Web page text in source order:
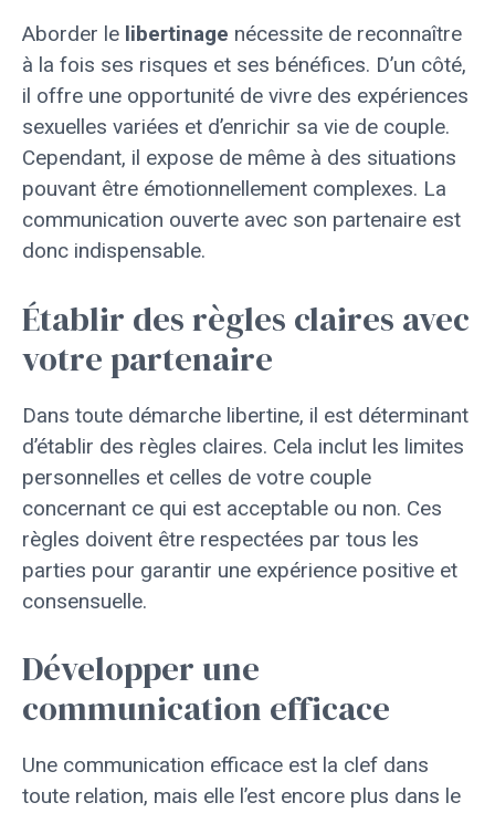
Aborder le libertinage nécessite de reconnaître
à la fois ses risques et ses bénéfices. D’un côté,
il offre une opportunité de vivre des expériences
sexuelles variées et d’enrichir sa vie de couple.
Cependant, il expose de même à des situations
pouvant être émotionnellement complexes. La
communication ouverte avec son partenaire est
donc indispensable.
Établir des règles claires avec
votre partenaire
Dans toute démarche libertine, il est déterminant
d’établir des règles claires. Cela inclut les limites
personnelles et celles de votre couple
concernant ce qui est acceptable ou non. Ces
règles doivent être respectées par tous les
parties pour garantir une expérience positive et
consensuelle.
Développer une
communication efficace
Une communication efficace est la clef dans
toute relation, mais elle l’est encore plus dans le